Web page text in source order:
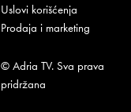
Uslovi korišćenja
Prodaja i marketing
© Adria TV. Sva prava
pridržana